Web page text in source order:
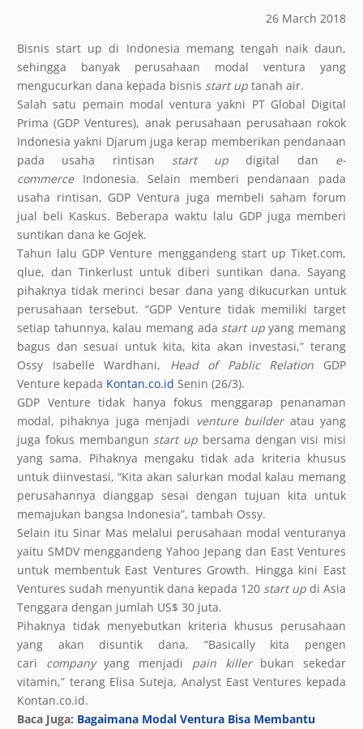
26 March 2018
Bisnis start up di Indonesia memang tengah naik daun,
sehingga banyak perusahaan modal ventura yang
mengucurkan dana kepada bisnis start up tanah air.
Salah satu pemain modal ventura yakni PT Global Digital
Prima (GDP Ventures), anak perusahaan perusahaan rokok
Indonesia yakni Djarum juga kerap memberikan pendanaan
pada usaha rintisan start up digital dan e-
commerce Indonesia. Selain memberi pendanaan pada
usaha rintisan, GDP Ventura juga membeli saham forum
jual beli Kaskus. Beberapa waktu lalu GDP juga memberi
suntikan dana ke GoJek.
Tahun lalu GDP Venture menggandeng start up Tiket.com,
qlue, dan Tinkerlust untuk diberi suntikan dana. Sayang
pihaknya tidak merinci besar dana yang dikucurkan untuk
perusahaan tersebut. “GDP Venture tidak memiliki target
setiap tahunnya, kalau memang ada start upyang memang
bagus dan sesuai untuk kita, kita akan investasi,” terang
Ossy Isabelle Wardhani, Head of Pablic Relation GDP
Venture kepada Kontan.co.id Senin (26/3).
GDP Venture tidak hanya fokus menggarap penanaman
modal, pihaknya juga menjadi venture builderatau yang
juga fokus membangun start up bersama dengan visi misi
yang sama. Pihaknya mengaku tidak ada kriteria khusus
untuk diinvestasi, “Kita akan salurkan modal kalau memang
perusahannya dianggap sesai dengan tujuan kita untuk
memajukan bangsa Indonesia”, tambah Ossy.
Selain itu Sinar Mas melalui perusahaan modal venturanya
yaitu SMDV menggandeng Yahoo Jepang dan East Ventures
untuk membentuk East Ventures Growth. Hingga kini East
Ventures sudah menyuntik dana kepada 120 start up di Asia
Tenggara dengan jumlah US$ 30 juta.
Pihaknya tidak menyebutkan kriteria khusus perusahaan
yang akan disuntik dana, “Basically kita pengen
cari companyyang menjadi pain killerbukan sekedar
vitamin,” terang Elisa Suteja, Analyst East Ventures kepada
Kontan.co.id.
Baca Juga: Bagaimana Modal Ventura Bisa Membantu